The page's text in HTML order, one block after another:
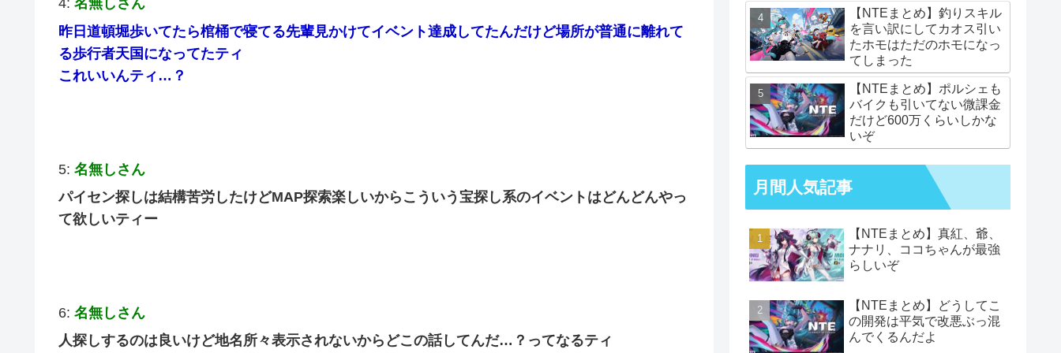
4: 名無しさん
昨日道頓堀歩いてたら棺桶で寝てる先輩見かけてイベント達成してたんだけど場所が普通に離れて
る歩行者天国になってたティ
これいいんティ…？
5: 名無しさん
パイセン探しは結構苦労したけどMAP探索楽しいからこういう宝探し系のイベントはどんどんやっ
て欲しいティー
6: 名無しさん
人探しするのは良いけど地名所々表示されないからどこの話してんだ…？ってなるティ
【NTEまとめ】釣りスキル
を言い訳にしてカオス引い
たホモはただのホモになっ
てしまった
【NTEまとめ】ポルシェも
バイクも引いてない微課金
だけど600万くらいしかな
いぞ
月間人気記事
【NTEまとめ】真紅、爺、
ナナリ、ココちゃんが最強
らしいぞ
【NTEまとめ】どうしてこ
の開発は平気で改悪ぶっ混
んでくるんだよ